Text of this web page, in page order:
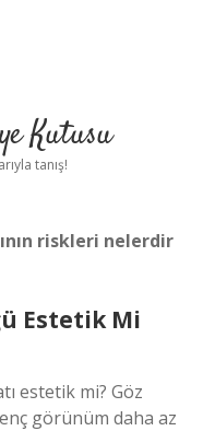
Kutusu
tanış!
riskleri nelerdir
Estetik Mi
estetik mi? Göz
görünüm daha az